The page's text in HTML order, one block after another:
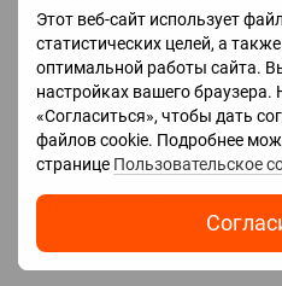
Этот веб-сайт использует
статистических целей, а
оптимальной работы сайта.
настройках вашего
«Согласиться», чтобы дать
файлов cookie. Подробнее
странице Пользовательское
Голосовое управление
Amazon Alexa
Google Assistant
Разъёмы
HDMI: 3
Технологии HDMI: eARC, CEC,
USB: 1 × USB-A (USB 2.0)
LAN (Ethernet): есть